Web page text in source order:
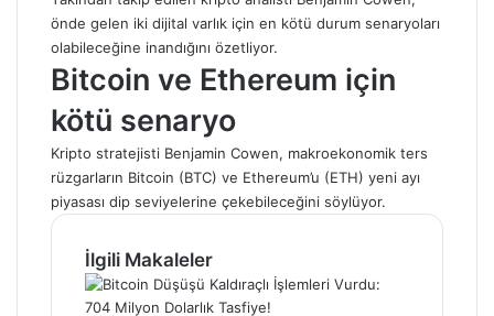
önde gelen iki dijital varlık için en kötü durum senaryoları
olabileceğine inandığını özetliyor.
Bitcoin ve Ethereum için
kötü senaryo
Kripto stratejisti Benjamin Cowen, makroekonomik ters
rüzgarların Bitcoin (BTC) ve Ethereum’u (ETH) yeni ayı
piyasası dip seviyelerine çekebileceğini söylüyor.
İlgili Makaleler